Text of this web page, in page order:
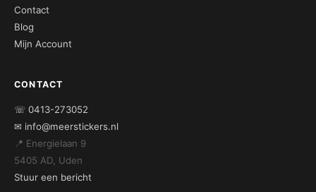
Contact
Blog
Mijn Account
CONTACT
☏ 0413-273052
✉ info@meerstickers.nl
📍 Energielaan 9
5405 AD, Uden
Stuur een bericht